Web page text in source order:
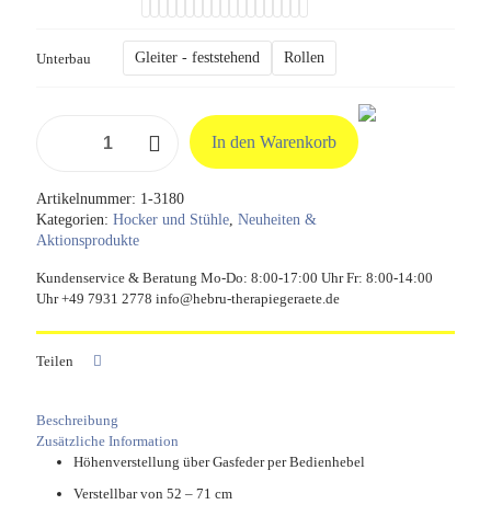
Unterbau Gleiter - feststehend Rollen
In den Warenkorb
Artikelnummer: 1-3180
Kategorien: Hocker und Stühle, Neuheiten &
Aktionsprodukte
Kundenservice & Beratung Mo-Do: 8:00-17:00 Uhr Fr: 8:00-14:00
Uhr +49 7931 2778 info@hebru-therapiegeraete.de
Teilen
Beschreibung
Zusätzliche Information
Höhenverstellung über Gasfeder per Bedienhebel
Verstellbar von 52 – 71 cm